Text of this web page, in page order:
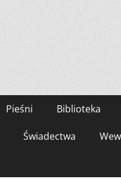
Pieśni Biblioteka
Świadectwa